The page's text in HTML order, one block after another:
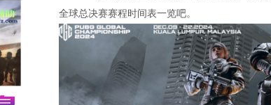
全球总决赛赛程时间表一览吧。